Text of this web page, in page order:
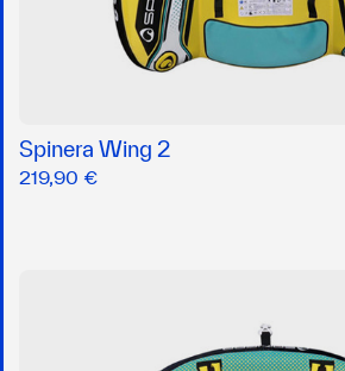
Spinera Wing 2
219,90 €